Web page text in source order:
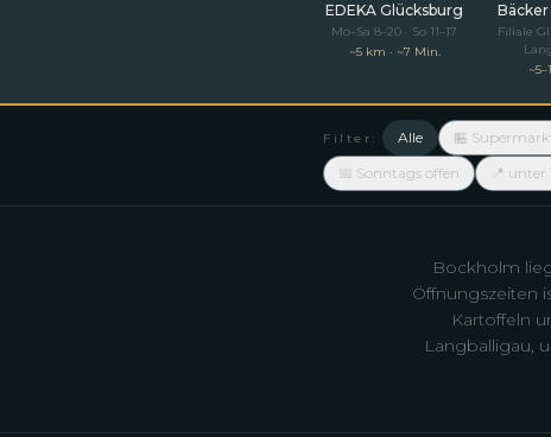
EDEKA Glücksburg
Mo–Sa 8–20 · So 11–17
~5 km · ~7 Min.
Filiale
Filter: Alle 🏪
📅 Sonntags offen
📍 unter
Bockholm
Öffnungszeiten
Kartoffeln
Langballigau,